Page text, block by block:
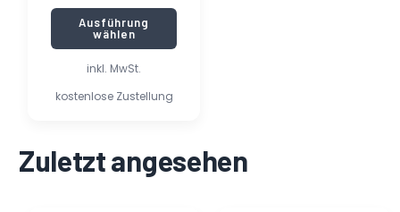
inkl. MwSt.
kostenlose Zustellung
Ausführung
wählen
Zuletzt angesehen